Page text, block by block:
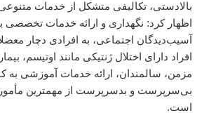
بالادستی، تکالیفی متشکل از خدمات
اظهار کرد: نگهداری و ارائه خدمات تخصصی
آسیب‌دیدگان اجتماعی، به افرادی دچار
افراد دارای اختلال ژنتیکی مانند اوتیسم،
مزمن، سالمندان، ارائه خدمات آموزشی به
بی‌سرپرست و بدسرپرست از مهمترین
است.